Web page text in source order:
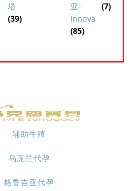
塔
(39)
亚-
Innova
(85)
(7)
辅助生殖
乌克兰代孕
格鲁吉亚代孕